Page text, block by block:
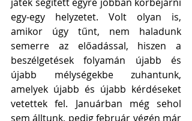
egy-egy helyzetet. Volt olyan is,
amikor úgy tűnt, nem haladunk
semerre az előadással, hiszen a
beszélgetések folyamán újabb és
újabb mélységekbe zuhantunk,
amelyek újabb és újabb kérdéseket
vetettek fel. Januárban még sehol
sem álltunk, pedig február végén már